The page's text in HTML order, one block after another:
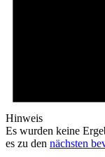
Hinweis
Es wurden keine
es zu den nächsten